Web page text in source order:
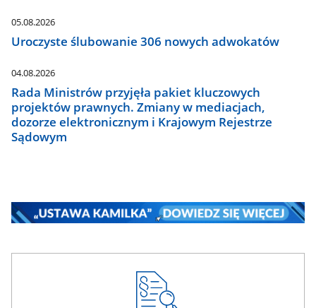
05.08.2026
Uroczyste ślubowanie 306 nowych adwokatów
04.08.2026
Rada Ministrów przyjęła pakiet kluczowych
projektów prawnych. Zmiany w mediacjach,
dozorze elektronicznym i Krajowym Rejestrze
Sądowym